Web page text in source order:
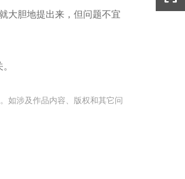
大胆地提出来，但问题不宜
如涉及作品内容、版权和其它问